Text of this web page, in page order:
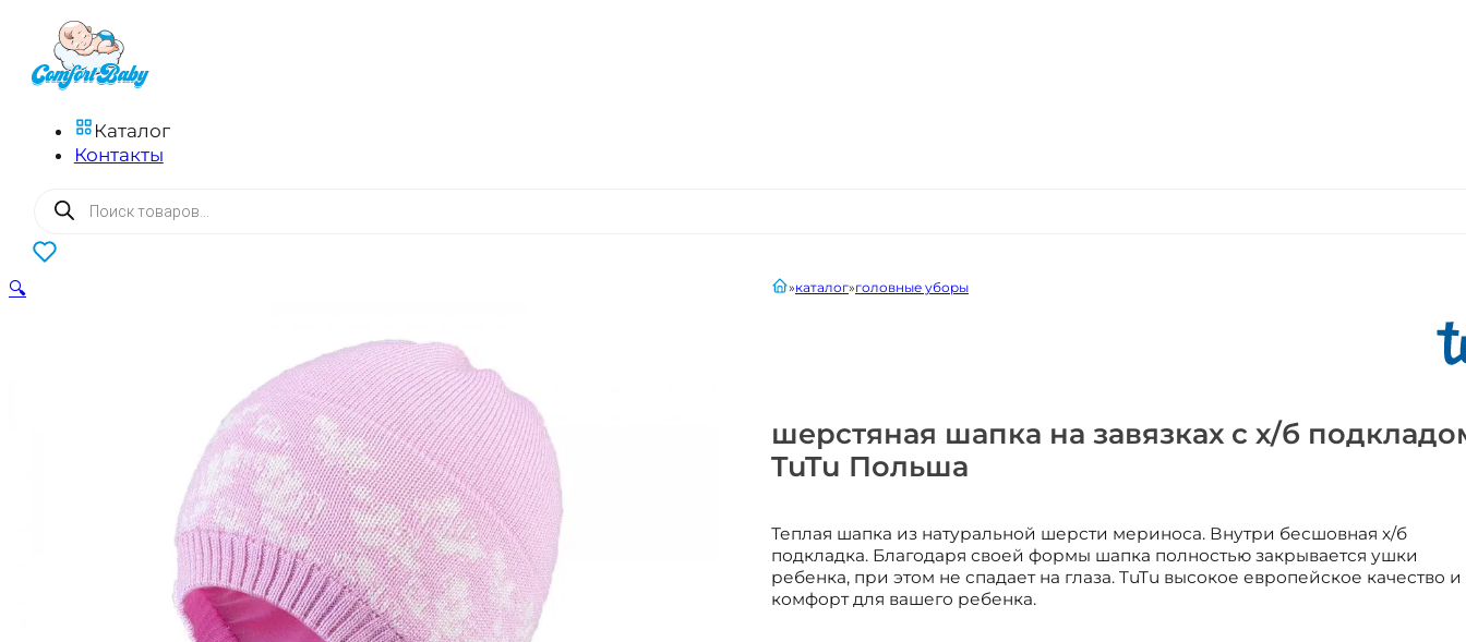
Каталог
Контакты
Поиск
товаров
0
шерстяная шапка на завязках с х/б
TuTu Польша
Теплая шапка из натуральной шерсти мериноса. Внутри бесшовная х/б
подкладка. Благодаря своей формы шапка полностью закрывается ушки
ребенка, при этом не спадает на глаза. TuTu высокое европейское качество и
комфорт для вашего ребенка.
главнаякаталог головные уборы
🔍